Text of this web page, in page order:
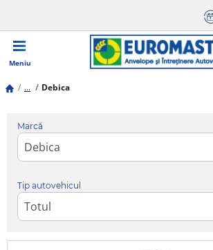
Meniu
... Debica
Marcă
Tip autovehicul